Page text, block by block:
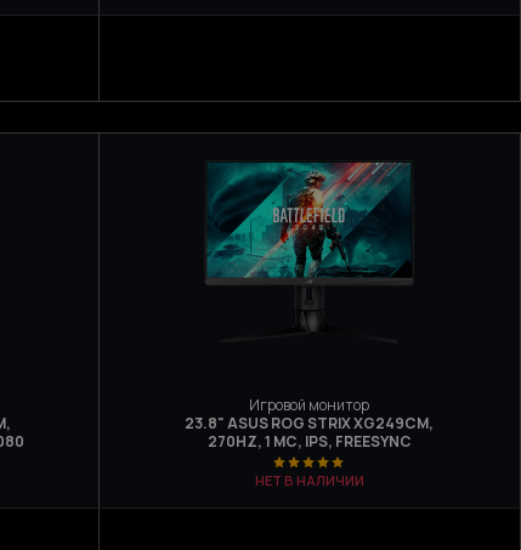
Игровой монитор
23.8" ASUS ROG STRIX XG249CM,
270HZ, 1 МС, IPS, FREESYNC
НЕТ В НАЛИЧИИ